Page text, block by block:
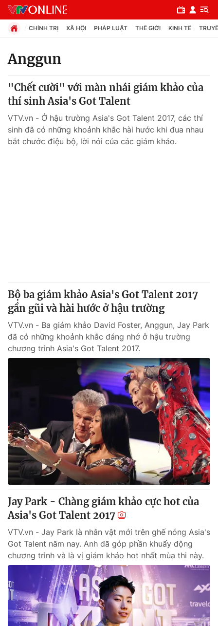
Chuyên mục
Chính trị
Xã hội
Góc doanh nghiệp
Truyền hình
Phim VTV
Hậu trường
Nhân vật
Giải trí
Điện ảnh
Đời sống
Chất lượng cuộc sống
Học trực tuyến
Hitech Công nghệ tương lai
Sản phẩm
Thị trường
Tư vấn
Giao lưu trực tuyến
Lịch phát sóng
Chuyên mục khác
Emagazine Podcast
Photo Infographic
Shorts video
VTV Money VTV Thể thao
CHÍNH TRỊ XÃ HỘI PHÁP LUẬT THẾ GIỚI KINH TẾ
Anggun
"Chết cười" với màn nhái giám khảo của
thí sinh Asia's Got Talent
VTV.vn - Ở hậu trường Asia's Got Talent 2017, các thí
sinh đã có những khoảnh khắc hài hước khi đua nhau
bắt chước điệu bộ, lời nói của các giám khảo.
Bộ ba giám khảo Asia's Got Talent 2017
gần gũi và hài hước ở hậu trường
VTV.vn - Ba giám khảo David Foster, Anggun, Jay Park
đã có những khoảnh khắc đáng nhớ ở hậu trường
chương trình Asia's Got Talent 2017.
Jay Park - Chàng giám khảo cực hot của
Asia's Got Talent 2017
VTV.vn - Jay Park là nhân vật mới trên ghế nóng Asia's
Got Talent năm nay. Anh đã góp phần khuấy động
chương trình và là vị giám khảo hot nhất mùa thi này.